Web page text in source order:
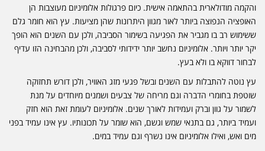
והקמה מודולארית בהתאמה אישית. כיום פרגולות אלומיניום מעוצבות הן
האופציה הנפוצה ביותר לאור מגוון היתרונות שהן מציעות. עץ הוא חומר גלם
ששימוש רב בו מגביר את הפגיעה בשימור הסביבה, ולכן עם השנים הוא הופך
יקר יותר ויותר. אלומיניום נחשב יותר ידידותי לסביבה, ולכן מהבחינה הזו עדיף
לבחור דווקא בו ולא בעץ.
עץ נוטה להתבלות עם השנים ובשל פגעי מזג האוויר, ולכן דורש תחזוקה
שוטפת בחומרי הדברה וגם מריחה של צבעים ושמנים מיוחדים על מנת
לשמור על גוון וברק ועמידות לאורך שנים. אלומיניום לעומת זאת הוא חזק
ועמיד ביותר, גם בתנאי שמש וגשם, הוא שומר על תכונותיו. עץ אינו עמיד בפני
מים ואש, ואילו אלומיניום אינו נשרף וגם עמיד במים.